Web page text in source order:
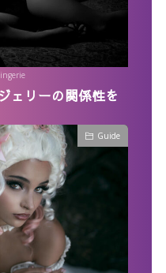
ェリーの関係性を
Guide